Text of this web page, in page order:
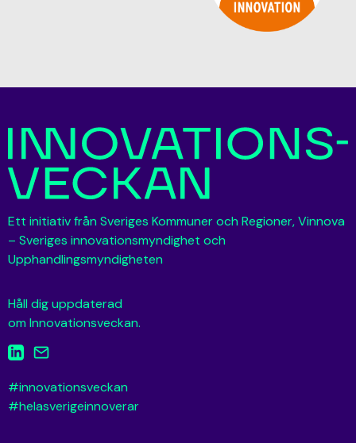
Ett initiativ från Sveriges Kommuner och Regioner, Vinnova
– Sveriges innovationsmyndighet och
Upphandlingsmyndigheten
Håll dig uppdaterad
om Innovationsveckan.
#innovationsveckan
#helasverigeinnoverar